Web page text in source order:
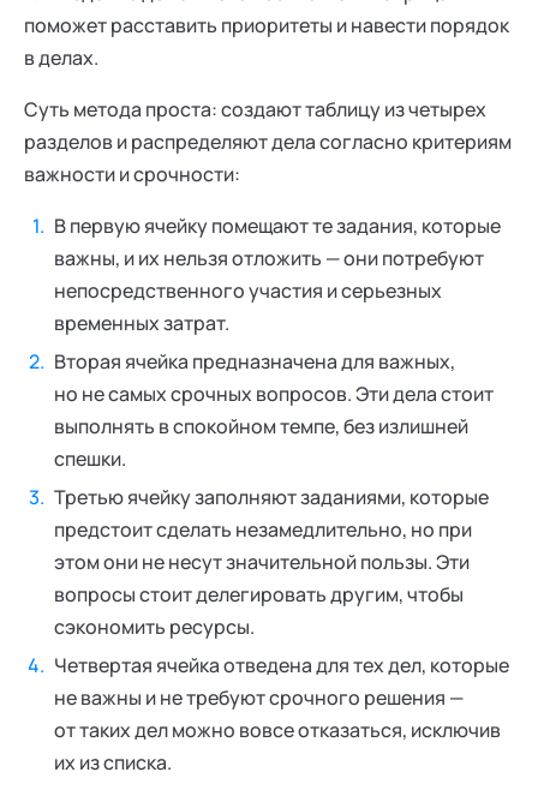
поможет расставить приоритеты и навести порядок
в делах.
Суть метода проста: создают таблицу из четырех
разделов и распределяют дела согласно критериям
важности и срочности:
В первую ячейку помещают те задания, которые
важны, и их нельзя отложить — они потребуют
непосредственного участия и серьезных
временных затрат.
Вторая ячейка предназначена для важных,
но не самых срочных вопросов. Эти дела стоит
выполнять в спокойном темпе, без излишней
спешки.
Третью ячейку заполняют заданиями, которые
предстоит сделать незамедлительно, но при
этом они не несут значительной пользы. Эти
вопросы стоит делегировать другим, чтобы
сэкономить ресурсы.
Четвертая ячейка отведена для тех дел, которые
не важны и не требуют срочного решения —
от таких дел можно вовсе отказаться, исключив
их из списка.